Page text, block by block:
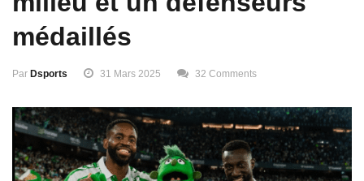
médaillés
Par Dsports 31 Mars 2025 32 Comments